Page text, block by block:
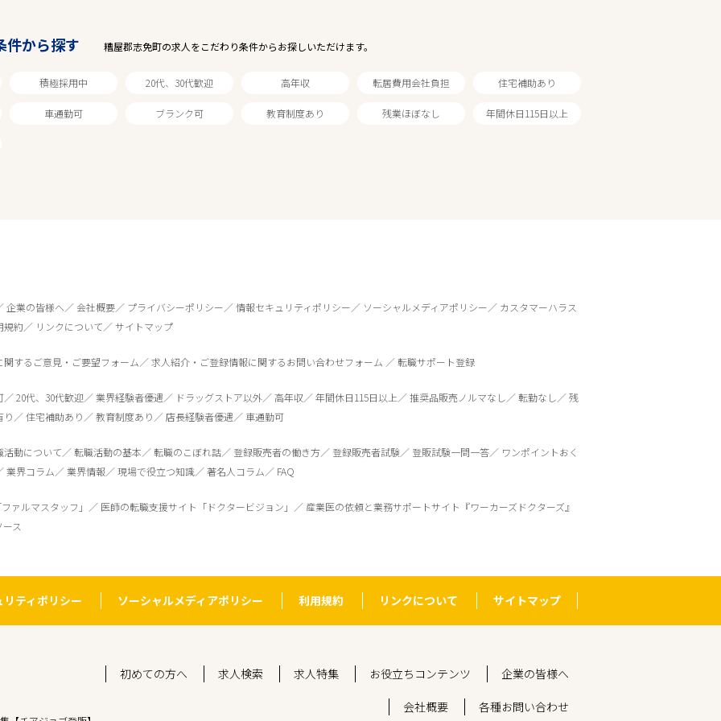
0件
件から探す 糟屋郡志免町の求人をこだわり条件からお探しいただけます。
積極採用中 20代、30代歓迎 高年収 転居費用会社負担 住宅補助あり
車通勤可 ブランク可 教育制度あり 残業ほぼなし 年間休日115日以上
企業の皆様へ 会社概要 プライバシーポリシー 情報セキュリティポリシー ソーシャルメディアポリシー
カスタマーハラス
規約
リンクについて サイトマップ
関するご意見・ご要望フォーム 求人紹介・ご登録情報に関するお問い合わせフォーム 転職サポート登録
20代、30代歓迎 業界経験者優遇 ドラッグストア以外 高年収 年間休日115日以上 推奨品販売ノルマなし 転勤なし
残
り
住宅補助あり 教育制度あり 店長経験者優遇 車通勤可
活動について 転職活動の基本 転職のこぼれ話 登録販売者の働き方 登録販売者試験 登販試験一問一答
ワンポイントおく
業界コラム
業界情報 現場で役立つ知識 著名人コラム FAQ
ァルマスタッフ」 医師の転職支援サイト「ドクタービジョン」
産業医の依頼と業務サポートサイト『ワーカーズドクターズ』
ス
ティポリシー ソーシャルメディアポリシー 利用規約 リンクについて サイトマップ
初めての方へ 求人検索 求人特集 お役立ちコンテンツ 企業の皆様へ
会社概要 各種お問い合わせ